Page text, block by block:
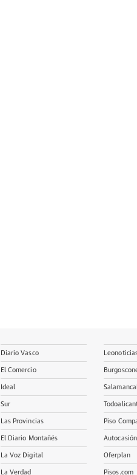
Diario Vasco
El Comercio
Ideal
Sur
Las Provincias
El Diario Montañés
La Voz Digital
La Verdad
Piso
Autocasión
Oferplan
Pisos.com